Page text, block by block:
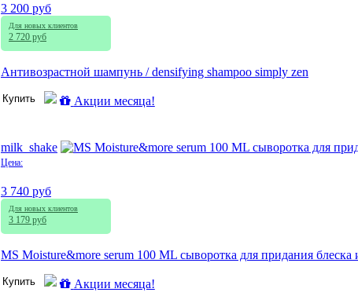
3 200 руб
Для новых клиентов
2 720 руб
Антивозрастной шампунь / densifying shampoo simply zen
Купить Акции месяца!
milk_shake
Цена:
3 740 руб
Для новых клиентов
3 179 руб
MS Moisture&more serum 100 ML сыворотка для придания
Купить Акции месяца!